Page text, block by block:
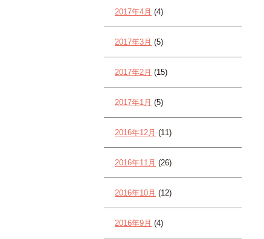
2017年4月 (4)
2017年3月 (5)
2017年2月 (15)
2017年1月 (5)
2016年12月 (11)
2016年11月 (26)
2016年10月 (12)
2016年9月 (4)